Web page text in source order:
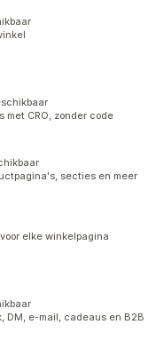
met CRO, zonder code
secties en meer
elke winkelpagina
DM, e-mail, cadeaus en B2B